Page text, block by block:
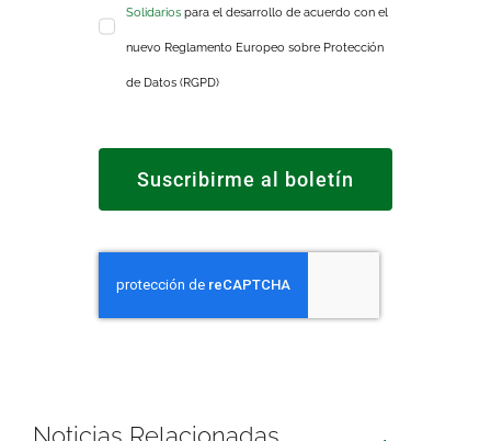
Solidarios para el desarrollo de acuerdo con el
nuevo Reglamento Europeo sobre Protección
de Datos (RGPD)
Suscribirme al boletín